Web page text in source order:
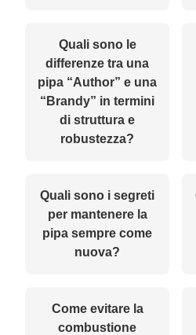
Quali sono le
differenze tra una
pipa “Author” e una
“Brandy” in termini
di struttura e
robustezza?
Quali sono i segreti
per mantenere la
pipa sempre come
nuova?
Come evitare la
combustione